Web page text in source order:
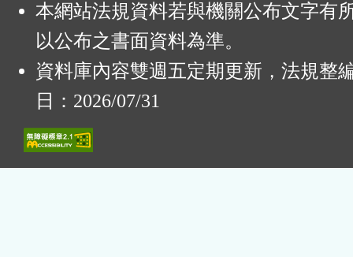
本網站法規資料若與機關公布文字有
以公布之書面資料為準。
資料庫內容雙週五定期更新，法規整
日：2026/07/31